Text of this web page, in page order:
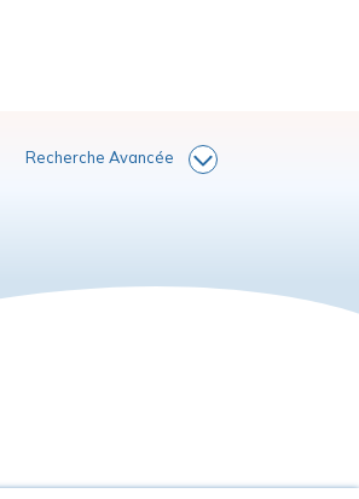
Recherche Avancée